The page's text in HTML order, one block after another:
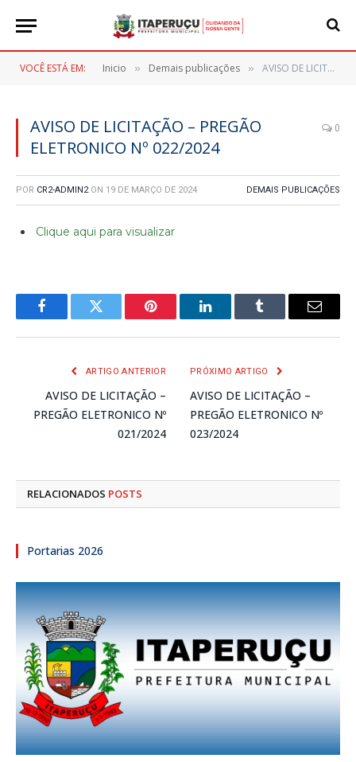
VOCÊ ESTÁ EM: Inicio » Demais publicações » AVISO DE LICITAÇÃO – PREGÃO ELETRONICO Nº 022/2024
AVISO DE LICITAÇÃO – PREGÃO
ELETRONICO Nº 022/2024
0
POR CR2-ADMIN2 ON 19 DE MARÇO DE 2024 DEMAIS PUBLICAÇÕES
Clique aqui para visualizar
FacebookTwitter Pinterest LinkedInTumblr
E-
ARTIGO ANTERIOR
AVISO DE LICITAÇÃO –
PREGÃO ELETRONICO Nº
021/2024
PRÓXIMO ARTIGO
AVISO DE LICITAÇÃO –
PREGÃO ELETRONICO Nº
023/2024
RELACIONADOS POSTS
Portarias 2026